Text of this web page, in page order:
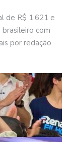
de R$ 1.621 e
com
por redação